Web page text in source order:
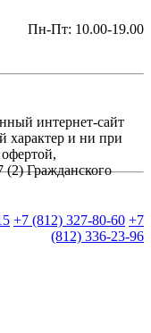
+7 (812) 327-80-60 +7
(812) 336-23-96
Пн-Пт: 10.00-19.00
интернет-сайт
характер и ни при
(2) Гражданского